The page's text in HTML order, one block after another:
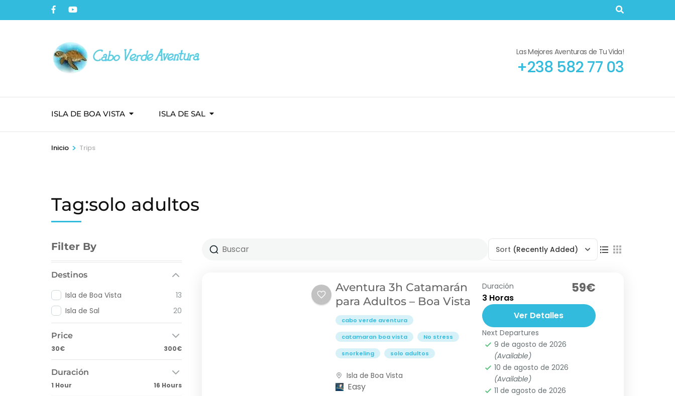
Las Mejores Aventuras de Tu Vida!
+238 582 77 03
ISLA DE BOA VISTA ISLA DE SAL
Inicio > Trips
Tag:solo adultos
Filter By
Destinos
Isla de Boa Vista
13
Isla de Sal
20
Price
30€ 300€
Duración
1 Hour 16 Hours
Sort (Recently Added)
Aventura 3h Catamarán
para Adultos – Boa Vista
cabo verde aventura
catamaran boa vista No stress
snorkeling solo adultos
Isla de Boa Vista
Easy
Duración
3 Horas
59€
Ver Detalles
Next Departures
9 de agosto de 2026
(Available)
10 de agosto de 2026
(Available)
11 de agosto de 2026